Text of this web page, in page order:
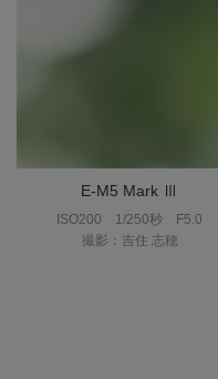
E-M5 Mark Ⅲ
ISO200 1/250秒
F5.0
撮影：吉住 志穂